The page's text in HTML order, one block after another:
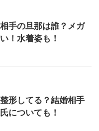
手の旦那は誰？メガ
！水着姿も！
形してる？結婚相手
についても！